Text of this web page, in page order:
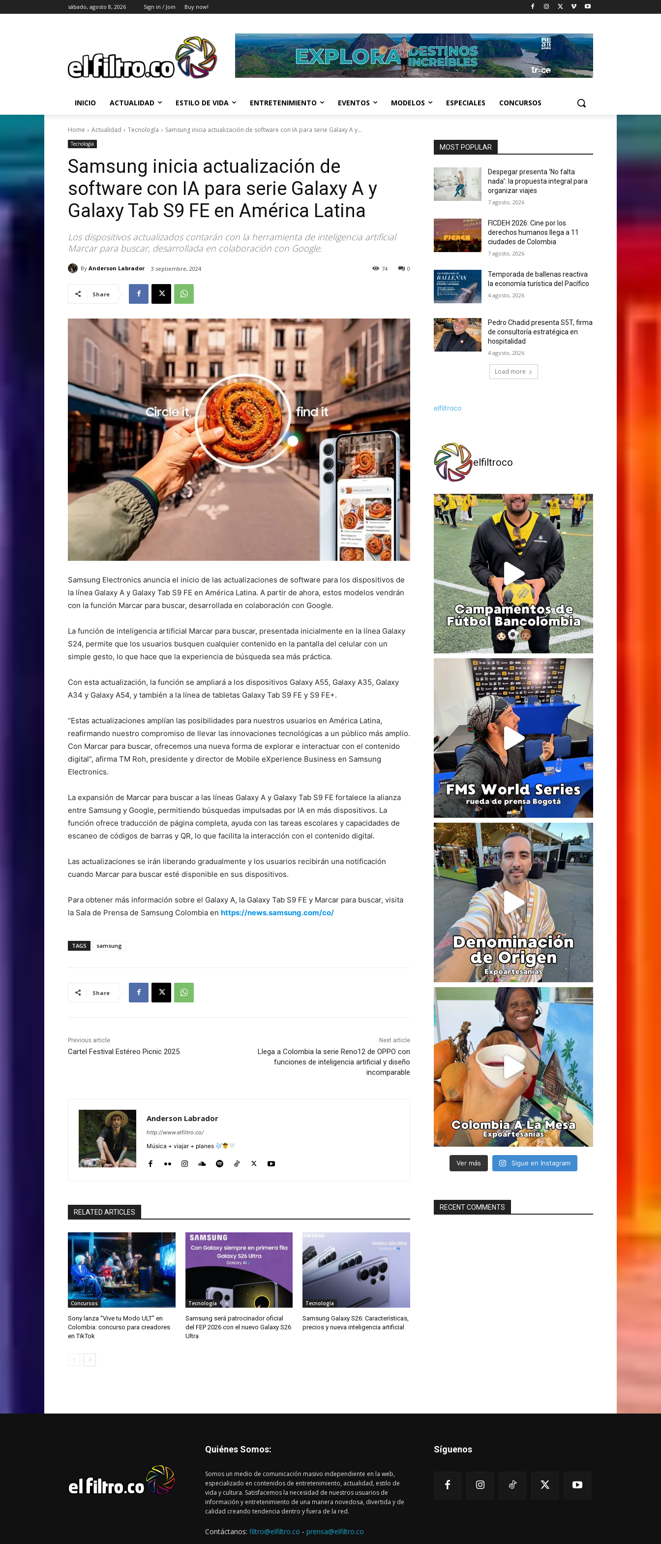
sábado, agosto 8, 2026 Sign in / Join Buy now!
INICIO ACTUALIDAD ESTILO DE VIDA ENTRETENIMIENTO EVENTOS MODELOS ESPECIALES CONCURSOS
Home Actualidad Tecnología Samsung inicia actualización de software con IA para serie Galaxy A y...
Tecnología
Samsung inicia actualización de
software con IA para serie Galaxy A y
Galaxy Tab S9 FE en América Latina
Los dispositivos actualizados contarán con la herramienta de inteligencia artificial
Marcar para buscar, desarrollada en colaboración con Google.
By Anderson Labrador 3 septiembre, 2024 0
74
Share
Samsung Electronics anuncia el inicio de las actualizaciones de software para los dispositivos de
la línea Galaxy A y Galaxy Tab S9 FE en América Latina. A partir de ahora, estos modelos vendrán
con la función Marcar para buscar, desarrollada en colaboración con Google.
La función de inteligencia artificial Marcar para buscar, presentada inicialmente en la línea Galaxy
S24, permite que los usuarios busquen cualquier contenido en la pantalla del celular con un
simple gesto, lo que hace que la experiencia de búsqueda sea más práctica.
Con esta actualización, la función se ampliará a los dispositivos Galaxy A55, Galaxy A35, Galaxy
A34 y Galaxy A54, y también a la línea de tabletas Galaxy Tab S9 FE y S9 FE+.
“Estas actualizaciones amplían las posibilidades para nuestros usuarios en América Latina,
reafirmando nuestro compromiso de llevar las innovaciones tecnológicas a un público más amplio.
Con Marcar para buscar, ofrecemos una nueva forma de explorar e interactuar con el contenido
digital”, afirma TM Roh, presidente y director de Mobile eXperience Business en Samsung
Electronics.
La expansión de Marcar para buscar a las líneas Galaxy A y Galaxy Tab S9 FE fortalece la alianza
entre Samsung y Google, permitiendo búsquedas impulsadas por IA en más dispositivos. La
función ofrece traducción de página completa, ayuda con las tareas escolares y capacidades de
escaneo de códigos de barras y QR, lo que facilita la interacción con el contenido digital.
Las actualizaciones se irán liberando gradualmente y los usuarios recibirán una notificación
cuando Marcar para buscar esté disponible en sus dispositivos.
Para obtener más información sobre el Galaxy A, la Galaxy Tab S9 FE y Marcar para buscar, visita
la Sala de Prensa de Samsung Colombia en https://news.samsung.com/co/
TAGS samsung
Share
Previous article
Cartel Festival Estéreo Picnic 2025
Next article
Llega a Colombia la serie Reno12 de OPPO con
funciones de inteligencia artificial y diseño
incomparable
Anderson Labrador
http://www.elfiltro.co/
Música + viajar + planes
RELATED ARTICLES
Concursos
Sony lanza “Vive tu Modo ULT” en
Colombia: concurso para creadores
en TikTok
Tecnología
Samsung será patrocinador oficial
del FEP 2026 con el nuevo Galaxy S26
Ultra
Tecnología
Samsung Galaxy S26: Características,
precios y nueva inteligencia artificial
MOST POPULAR
Despegar presenta ‘No falta
nada’: la propuesta integral para
organizar viajes
7 agosto, 2026
FICDEH 2026: Cine por los
derechos humanos llega a 11
ciudades de Colombia
7 agosto, 2026
Temporada de ballenas reactiva
la economía turística del Pacífico
4 agosto, 2026
Pedro Chadid presenta S5T, firma
de consultoría estratégica en
hospitalidad
4 agosto, 2026
Load more
elfiltroco
elfiltroco
Ver más Sigue en Instagram
RECENT COMMENTS
Quiénes Somos:
Somos un medio de comunicación masivo independiente en la web,
especializado en contenidos de entretenimiento, actualidad, estilo de
vida y cultura. Satisfacemos la necesidad de nuestros usuarios de
información y entretenimiento de una manera novedosa, divertida y de
calidad creando tendencia dentro y fuera de la red.
Contáctanos: filtro@elfiltro.co - prensa@elfiltro.co
Síguenos